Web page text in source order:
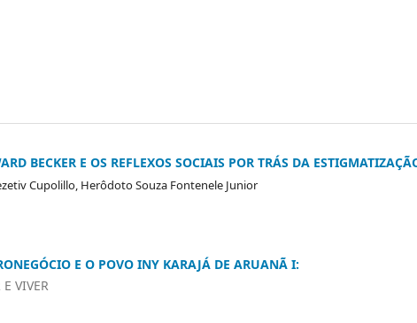
BECKER E OS REFLEXOS SOCIAIS POR TRÁS DA
Cupolillo, Herôdoto Souza Fontenele Junior
E O POVO INY KARAJÁ DE ARUANÃ I:
VIVER